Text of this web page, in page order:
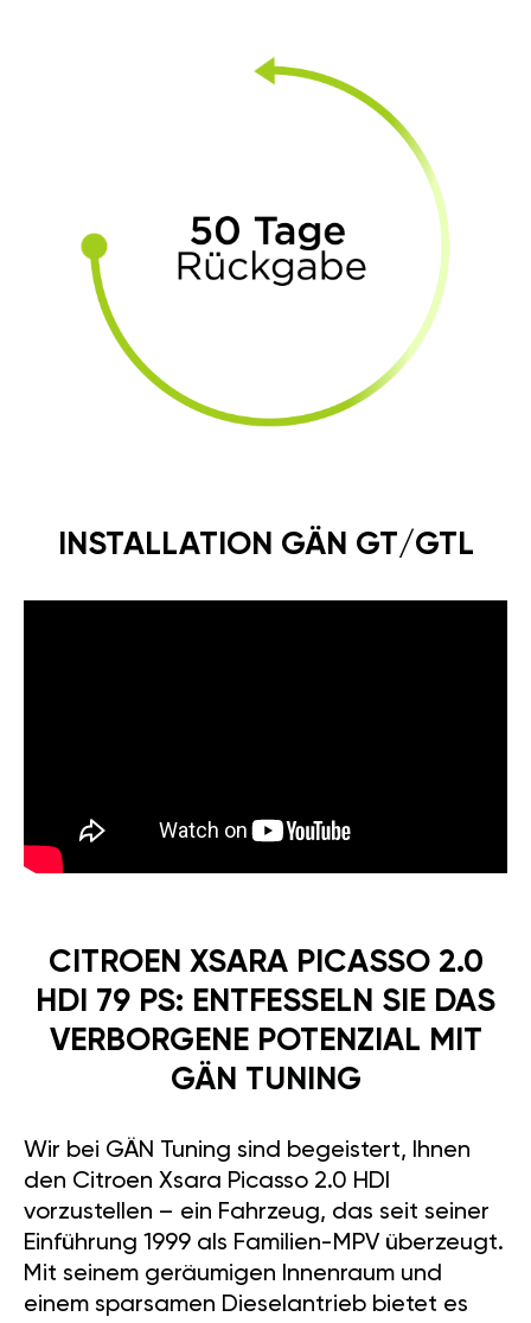
INSTALLATION GÄN GT/GTL
CITROEN XSARA PICASSO 2.0
HDI 79 PS: ENTFESSELN SIE DAS
VERBORGENE POTENZIAL MIT
GÄN TUNING
Wir bei GÄN Tuning sind begeistert, Ihnen
den Citroen Xsara Picasso 2.0 HDI
vorzustellen – ein Fahrzeug, das seit seiner
Einführung 1999 als Familien-MPV überzeugt.
Mit seinem geräumigen Innenraum und
einem sparsamen Dieselantrieb bietet es